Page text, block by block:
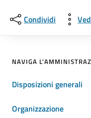
Condividi
NAVIGA
Disposizioni generali
Organizzazione